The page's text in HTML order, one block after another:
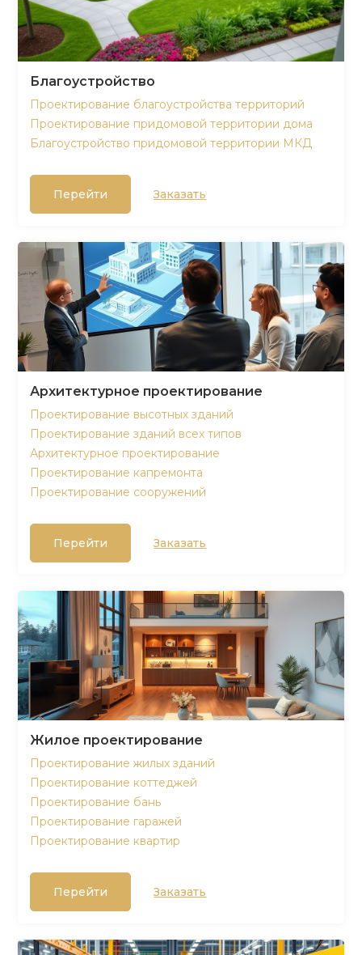
Благоустройство
Проектирование благоустройства территорий
Проектирование придомовой территории дома
Благоустройство придомовой территории МКД
Перейти Заказать
Архитектурное проектирование
Проектирование высотных зданий
Проектирование зданий всех типов
Архитектурное проектирование
Проектирование капремонта
Проектирование сооружений
Перейти Заказать
Жилое проектирование
Проектирование жилых зданий
Проектирование коттеджей
Проектирование бань
Проектирование гаражей
Проектирование квартир
Перейти Заказать